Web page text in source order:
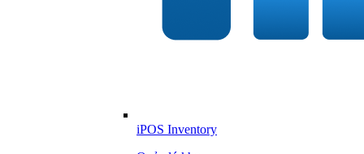
iPOS Inventory